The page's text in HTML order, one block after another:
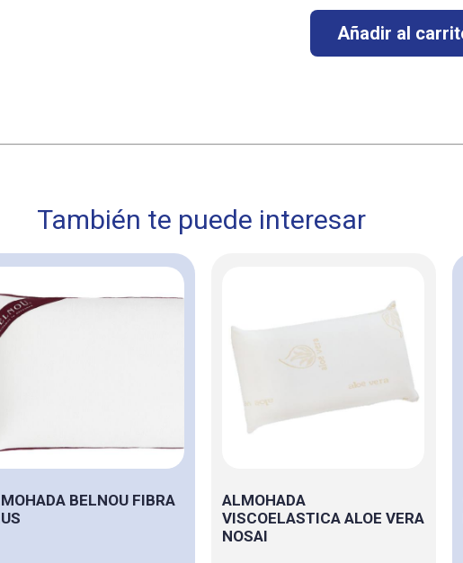
También te puede interesar
BELNOU FIBRA
ALMOHADA
VISCOELASTICA ALOE VERA
NOSAI